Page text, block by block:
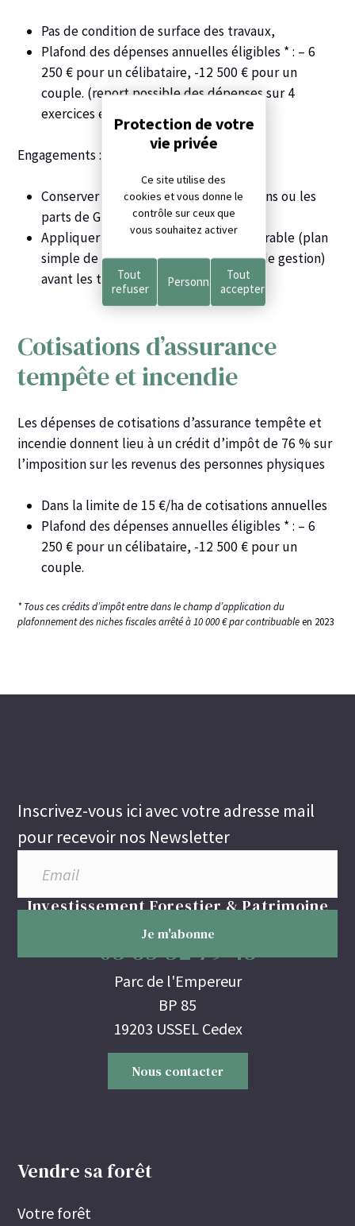
Pas de condition de surface des travaux,
Plafond des dépenses annuelles éligibles * : – 6
250 € pour un célibataire, -12 500 € pour un
couple. (report possible des dépenses sur 4
exercices et 8 ans en cas de sinistre)
Engagements :
Conserver les biens acquis pendant 8 ans ou les
parts de GF pendant 4 ans,
Appliquer un document de gestion durable (plan
simple de gestion ou règlement type de gestion)
avant les travaux éligibles
Cotisations d’assurance
tempête et incendie
Les dépenses de cotisations d’assurance tempête et
incendie donnent lieu à uncrédit d’impôt de 76 % sur
l’imposition sur les revenus des personnes physiques
Dans la limite de 15 €/ha de cotisations annuelles
Plafond des dépenses annuelles éligibles * : – 6
250 € pour un célibataire, -12 500 € pour un
couple.
* Tous ces crédits d’impôt entre dans le champ d’application du
plafonnement des niches fiscales arrêté à 10 000 € par contribuableen 2023
Inscrivez-vous ici avec votre adresse mail
pour recevoir nos Newsletter
Investissement Forestier & Patrimoine
03 85 52 79 48
Parc de l'Empereur
BP 85
19203 USSEL Cedex
Nous contacter
Vendre sa forêt
Votre forêt
Panneau de gestion des cookies
Ce site utilise des
cookies et vous donne le
contrôle sur ceux que
vous souhaitez activer
Tout
accepter
Tout
refuser
Personnaliser